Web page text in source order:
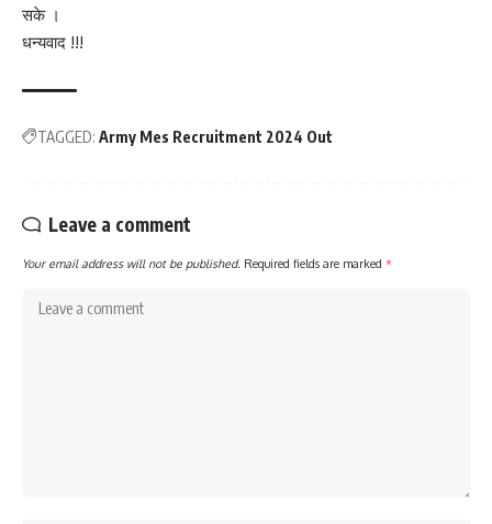
सके ।
धन्यवाद !!!
TAGGED: Army Mes Recruitment 2024 Out
Leave a comment
Your email address will not be published. Required fields are marked *